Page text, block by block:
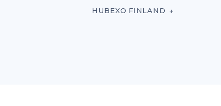
HUBEXO FINLAND